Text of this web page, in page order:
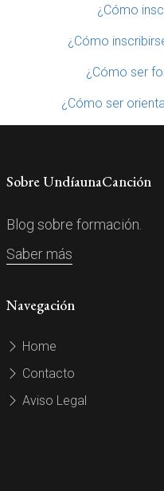
¿Cómo
¿Cómo
¿Cómo ser
¿Cómo ser
Sobre UndíaunaCanción
Blog sobre formación.
Saber más
Navegación
Home
Contacto
Aviso Legal